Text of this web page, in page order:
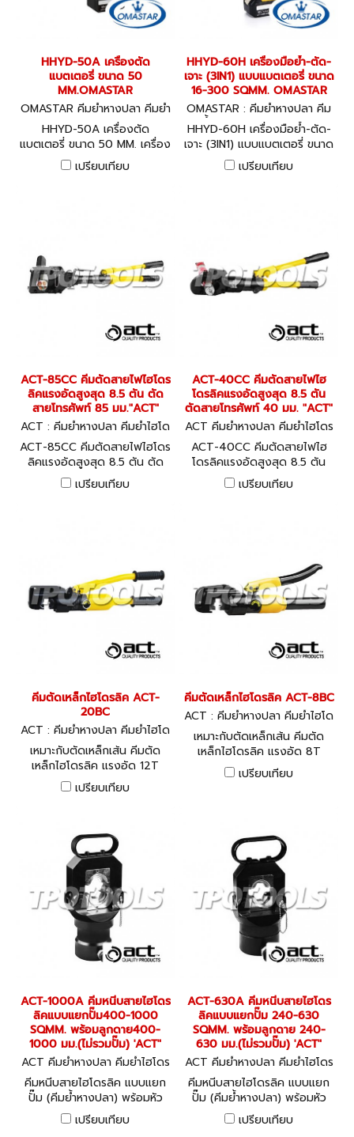
HHYD-50A เครื่องตัด
แบตเตอรี่ ขนาด 50
MM.OMASTAR
OMASTAR คีมย้ำหางปลา คีมย้ำ
ไฮโดรลิค HHYD-50A
HHYD-50A เครื่องตัด
แบตเตอรี่ ขนาด 50 MM. เครื่อง
ตัดแบตเตอรี่ 18 V / 4.0Ah
กำลังอัด 8.5 ตัน
เปรียบเทียบ
HHYD-60H เครื่องมือย้ำ-ตัด-
เจาะ (3IN1) แบบแบตเตอรี่ ขนาด
16-300 SQMM. OMASTAR
OMASTAR : คีมย้ำหางปลา คีม
ย้ำไฮโดรลิค HHYD-60H
HHYD-60H เครื่องมือย้ำ-ตัด-
เจาะ (3IN1) แบบแบตเตอรี่ ขนาด
16-300 SQMM. เครื่องย้ำ
หางปลา แบบแบตเตอรี่ 18 V /
เปรียบเทียบ
ACT-85CC คีมตัดสายไฟไฮโดร
ลิคแรงอัดสูงสุด 8.5 ตัน ตัด
สายโทรศัพท์ 85 มม."ACT"
ACT : คีมย้ำหางปลา คีมย้ำไฮโด
รลิค ACT-85CC
ACT-85CC คีมตัดสายไฟไฮโดร
ลิคแรงอัดสูงสุด 8.5 ตัน ตัด
สายโทรศัพท์ 85 มม."ACT"
เหมาะสำหรับตัดสายโทรศัพท์ -
เปรียบเทียบ
ACT-40CC คีมตัดสายไฟไฮ
โดรลิคแรงอัดสูงสุด 8.5 ตัน
ตัดสายโทรศัพท์ 40 มม. "ACT"
ACT คีมย้ำหางปลา คีมย้ำไฮโดร
ลิค ACT-40CC
ACT-40CC คีมตัดสายไฟไฮ
โดรลิคแรงอัดสูงสุด 8.5 ตัน
ตัดสายโทรศัพท์ 40 มม. "ACT"
เหมาะสำหรับตัดสายโทรศัพท์ -
เปรียบเทียบ
คีมตัดเหล็กไฮโดรลิค ACT-
20BC
ACT : คีมย้ำหางปลา คีมย้ำไฮโด
รลิค ACT-20BC
เหมาะกับตัดเหล็กเส้น คีมตัด
เหล็กไฮโดรลิค แรงอัด 12T
สามารถตัดได้ 4-20 มม.
HYDRAULIC REBAR BUTTER
เปรียบเทียบ
คีมตัดเหล็กไฮโดรลิค ACT-8BC
ACT : คีมย้ำหางปลา คีมย้ำไฮโด
รลิค ACT-8BC
เหมาะกับตัดเหล็กเส้น คีมตัด
เหล็กไฮโดรลิค แรงอัด 8T
สามารถตัดได้ 4-10 มม.
HYDRAULIC REBAR BUTTER
เปรียบเทียบ
ACT-1000A คีมหนีบสายไฮโดร
ลิคแบบแยกปั๊ม400-1000
SQMM. พร้อมลูกดาย400-
1000 มม.(ไม่รวมปั๊ม) 'ACT"
ACT คีมย้ำหางปลา คีมย้ำไฮโดร
ลิค ACT-1000A
คีมหนีบสายไฮโดรลิค แบบแยก
ปั๊ม (คีมย้ำหางปลา) พร้อมหัว
ดายหกเหลี่ยม ขนาด 400-
1000 มม. HYDRAULIC
เปรียบเทียบ
ACT-630A คีมหนีบสายไฮโดร
ลิคแบบแยกปั๊ม 240-630
SQMM. พร้อมลูกดาย 240-
630 มม.(ไม่รวมปั๊ม) 'ACT"
ACT คีมย้ำหางปลา คีมย้ำไฮโดร
ลิค ACT-630A
คีมหนีบสายไฮโดรลิค แบบแยก
ปั๊ม (คีมย้ำหางปลา) พร้อมหัว
ดายหกเหลี่ยม ขนาด 240 -
630 มม. HYDRAULIC
เปรียบเทียบ